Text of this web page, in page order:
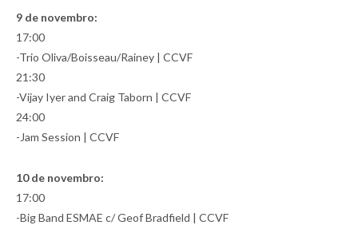
9 de novembro:
17:00
-Trio Oliva/Boisseau/Rainey | CCVF
21:30
-Vijay Iyer and Craig Taborn | CCVF
24:00
-Jam Session | CCVF
10 de novembro:
17:00
-Big Band ESMAE c/ Geof Bradfield | CCVF